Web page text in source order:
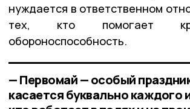
нуждается в ответственном
тех, кто помогает
обороноспособность.
— Первомай — особый
касается буквально каждого